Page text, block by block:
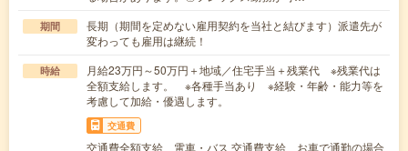
期間
長期（期間を定めない雇用契約を当社と結びます）派遣先が
変わっても雇用は継続！
時給
月給23万円～50万円＋地域／住宅手当＋残業代 ※残業代は
全額支給します。 ※各種手当あり ※経験・年齢・能力等を
考慮して加給・優遇します。
交通費
交通費全額支給 電車・バス 交通費支給、お車で通勤の場合